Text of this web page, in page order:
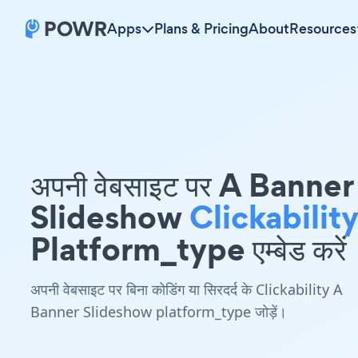
Apps Plans & PricingAboutResources
अपनी वेबसाइट पर A Banner
SlideshowClickability
Platform_type एम्बेड करें
अपनी वेबसाइट पर बिना कोडिंग या सिरदर्द के Clickability A
Banner Slideshow platform_type जोड़ें।